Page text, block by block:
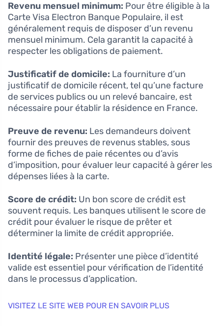
Revenu mensuel minimum: Pour être éligible à la
Carte Visa Electron Banque Populaire, il est
généralement requis de disposer d’un revenu
mensuel minimum. Cela garantit la capacité à
respecter les obligations de paiement.
Justificatif de domicile: La fourniture d’un
justificatif de domicile récent, tel qu’une facture
de services publics ou un relevé bancaire, est
nécessaire pour établir la résidence en France.
Preuve de revenu: Les demandeurs doivent
fournir des preuves de revenus stables, sous
forme de fiches de paie récentes ou d’avis
d’imposition, pour évaluer leur capacité à gérer les
dépenses liées à la carte.
Score de crédit: Un bon score de crédit est
souvent requis. Les banques utilisent le score de
crédit pour évaluer le risque de prêter et
déterminer la limite de crédit appropriée.
Identité légale: Présenter une pièce d’identité
valide est essentiel pour vérification de l’identité
dans le processus d’application.
VISITEZ LE SITE WEB POUR EN SAVOIR PLUS